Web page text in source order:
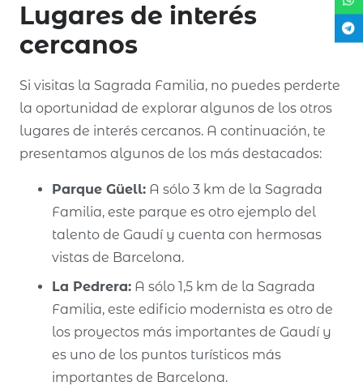
Lugares de interés
cercanos
Si visitas la Sagrada Familia, no puedes perderte
la oportunidad de explorar algunos de los otros
lugares de interés cercanos. A continuación, te
presentamos algunos de los más destacados:
Parque Güell: A sólo 3 km de la Sagrada
Familia, este parque es otro ejemplo del
talento de Gaudí y cuenta con hermosas
vistas de Barcelona.
La Pedrera: A sólo 1,5 km de la Sagrada
Familia, este edificio modernista es otro de
los proyectos más importantes de Gaudí y
es uno de los puntos turísticos más
importantes de Barcelona.